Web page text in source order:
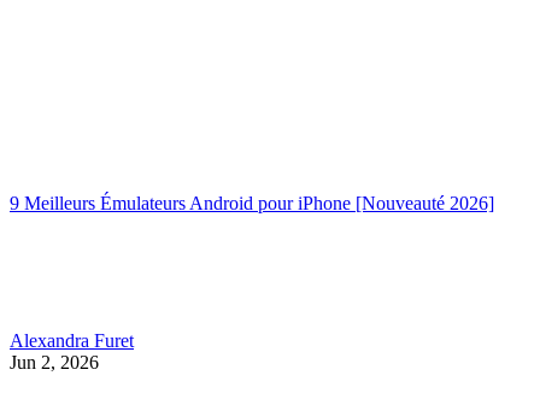
9 Meilleurs Émulateurs Android pour iPhone [Nouveauté 2026]
Alexandra Furet
Jun 2, 2026